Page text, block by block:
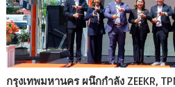
กรุงเทพมหานคร ผนึกกำลัง ZEEKR,